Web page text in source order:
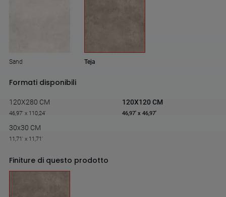
Sand Teja
Formati disponibili
120X280 CM
46,97' x 110,24'
120X120 CM
46,97' x 46,97'
30x30 CM
11,71' x 11,71'
Finiture di questo prodotto